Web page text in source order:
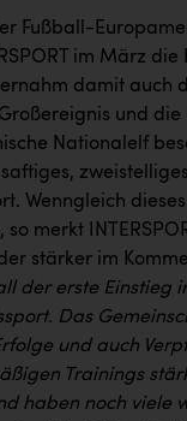
Fußball-
im März
damit auch
und
Nationalelf
saftiges,
Wenngleich
so merkt
stärker im
der erste Einstieg
Das
und auch
Trainings
haben noch viele